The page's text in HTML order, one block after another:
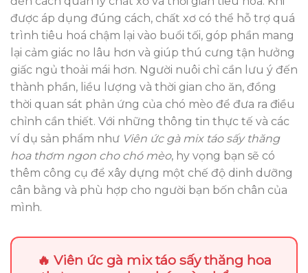
được áp dụng đúng cách, chất xơ có thể hỗ trợ quá
trình tiêu hoá chậm lại vào buổi tối, góp phần mang
lại cảm giác no lâu hơn và giúp thú cưng tận hưởng
giấc ngủ thoải mái hơn. Người nuôi chỉ cần lưu ý đến
thành phần, liều lượng và thời gian cho ăn, đồng
thời quan sát phản ứng của chó mèo để đưa ra điều
chỉnh cần thiết. Với những thông tin thực tế và các
ví dụ sản phẩm như Viên ức gà mix táo sấy thăng
hoa thơm ngon cho chó mèo, hy vọng bạn sẽ có
thêm công cụ để xây dựng một chế độ dinh dưỡng
cân bằng và phù hợp cho người bạn bốn chân của
mình.
🔥 Viên ức gà mix táo sấy thăng hoa